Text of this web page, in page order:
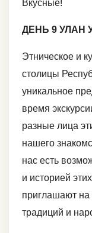
Вкусные!
ДЕНЬ 9 УЛАН
Этническое и
столицы
уникальное
время
разные лица
нашего
нас есть
и историей
приглашают на
традиций и